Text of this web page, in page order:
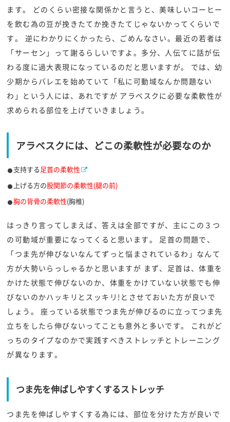
ます。 どのくらい密接な関係かと言うと、美味しいコーヒー
を飲む為の豆が挽きたてか挽きたてじゃないかってくらいで
す。 逆にわかりにくかったら、ごめんなさい。最近の若者は
「サーセン」って謝るらしいですよ。多分、人伝てに話が伝
わる度に過大表現になっているのだと思いますが。 では、幼
少期からバレエを始めていて「私に可動域なんか問題ない
わ」という人には、あれですが アラベスクに必要な柔軟性が
求められる部位を上げていきましょう。
アラベスクには、どこの柔軟性が必要なのか
支持する足首の柔軟性
上げる方の股関節の柔軟性(腿の前)
胸の背骨の柔軟性(胸椎)
はっきり言ってしまえば、答えは全部ですが、主にこの３つ
の可動域が重要になってくると思います。 足首の問題で、
「つま先が伸びないなんてずっと悩まされているわ」なんて
方が大勢いらっしゃるかと思いますが まず、足首は、体重を
かけた状態で伸びないのか、体重をかけていない状態でも伸
びないのかハッキリとスッキリ!とさせておいた方が良いで
しょう。 座っている状態でつま先が伸びるのに立ってつま先
立ちをしたら伸びないってことも意外と多いです。 これがど
っちのタイプなのかで実践すべきストレッチとトレーニング
が異なります。
つま先を伸ばしやすくするストレッチ
つま先を伸ばしやすくする為には、部位を分けた方が良いで